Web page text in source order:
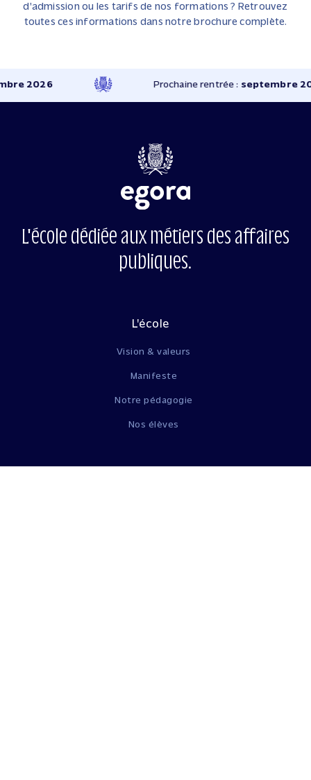
d'admission ou les tarifs de nos formations ? Retrouvez
toutes ces informations dans notre brochure complète.
2026 Prochaine rentrée :septembre
L'école dédiée aux métiers des affaires
publiques.
L'école
Vision & valeurs
Manifeste
Notre pédagogie
Nos élèves